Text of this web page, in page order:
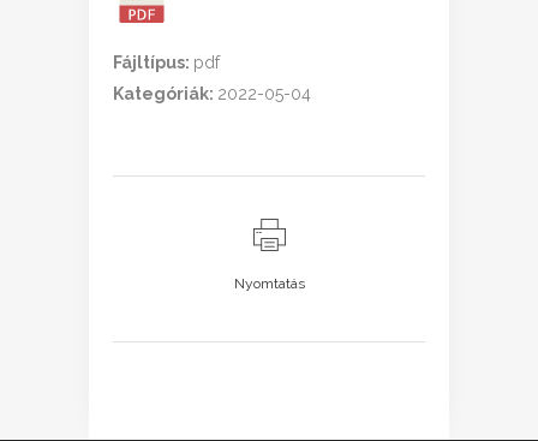
Fájltípus: pdf
Kategóriák: 2022-05-04
Nyomtatás